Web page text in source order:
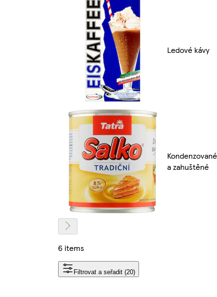
Ledové kávy
Kondenzované
a zahuštěné
6 items
Filtrovat a seřadit (20)